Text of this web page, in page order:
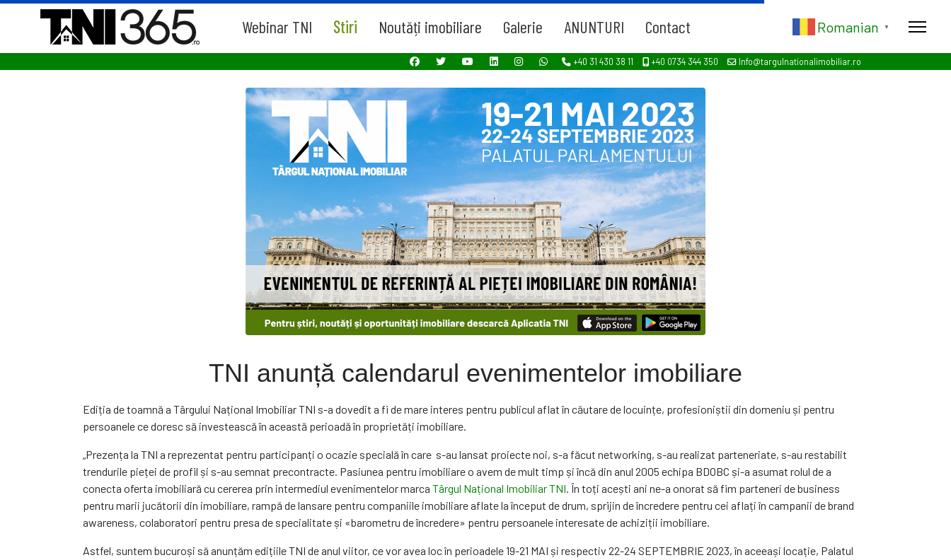
Webinar TNI Stiri Noutăți imobiliare Galerie ANUNTURI Contact Romanian ▼
+40 31 430 38 11 +40 0734 344 350 Info@targulnationalimobiliar.ro
TNI anunță calendarul evenimentelor imobiliare
Ediția de toamnă a Târgului Național Imobiliar TNI s-a dovedit a fi de mare interes pentru publicul aflat în căutare de locuințe, profesioniștii din domeniu și pentru
persoanele ce doresc să investească în această perioadă în proprietăți imobiliare.
„Prezența la TNI a reprezentat pentru participanți o ocazie specială în care s-au lansat proiecte noi, s-a făcut networking, s-au realizat parteneriate, s-au restabilit
trendurile pieței de profil și s-au semnat precontracte. Pasiunea pentru imobiliare o avem de mult timp și încă din anul 2005 echipa BDOBC și-a asumat rolul de a
conecta oferta imobiliară cu cererea prin intermediul evenimentelor marca Târgul Național Imobiliar TNI. În toți acești ani ne-a onorat să fim parteneri de business
pentru marii jucătorii din imobiliare, rampă de lansare pentru companiile imobiliare aflate la început de drum, sprijin de încredere pentru cei aflați în campanii de brand
awareness, colaboratori pentru presa de specialitate și «barometru de încredere» pentru persoanele interesate de achiziții imobiliare.
Astfel, suntem bucuroși să anunțăm edițiile TNI de anul viitor, ce vor avea loc în perioadele 19-21 MAI și respectiv 22-24 SEPTEMBRIE 2023, în aceeași locație, Palatul